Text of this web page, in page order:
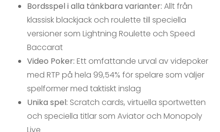
Bordsspel i alla tänkbara varianter: Allt från
klassisk blackjack och roulette till speciella
versioner som Lightning Roulette och Speed
Baccarat
Video Poker: Ett omfattande urval av videpoker
med RTP på hela 99,54% för spelare som väljer
spelformer med taktiskt inslag
Unika spel: Scratch cards, virtuella sportwetten
och speciella titlar som Aviator och Monopoly